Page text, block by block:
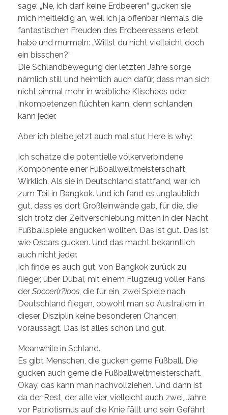
sage: „Ne, ich darf keine Erdbeeren“ gucken sie
mich meitleidig an, weil ich ja offenbar niemals die
fantastischen Freuden des Erdbeeressens erlebt
habe und murmeln: „Willst du nicht vielleicht doch
ein bisschen?“
Die Schlandbewegung der letzten Jahre sorge
nämlich still und heimlich auch dafür, dass man sich
nicht einmal mehr in weibliche Klischees oder
Inkompetenzen flüchten kann, denn schlanden
kann jeder.
Aber ich bleibe jetzt auch mal stur. Here is why:
Ich schätze die potentielle völkerverbindene
Komponente einer Fußballweltmeisterschaft.
Wirklich. Als sie in Deutschland stattfand, war ich
zum Teil in Bangkok. Und ich fand es unglaublich
gut, dass es dort Großleinwände gab, für die, die
sich trotz der Zeitverschiebung mitten in der Nacht
Fußballspiele angucken wollten. Das ist gut. Das ist
wie Oscars gucken. Und das macht bekanntlich
auch nicht jeder.
Ich finde es auch gut, von Bangkok zurück zu
flieger, über Dubai, mit einem Flugzeug voller Fans
der Soccer(r?)oos , die für ein, zwei Spiele nach
Deutschland fliegen, obwohl man so Australiern in
dieser Disziplin keine besonderen Chancen
voraussagt. Das ist alles schön und gut.
Meanwhile in Schland.
Es gibt Menschen, die gucken gerne Fußball. Die
gucken auch gerne die Fußballweltmeisterschaft.
Okay, das kann man nachvollziehen. Und dann ist
da der Rest, der alle vier, vielleicht auch zwei, Jahre
vor Patriotismus auf die Knie fällt und sein Gefährt